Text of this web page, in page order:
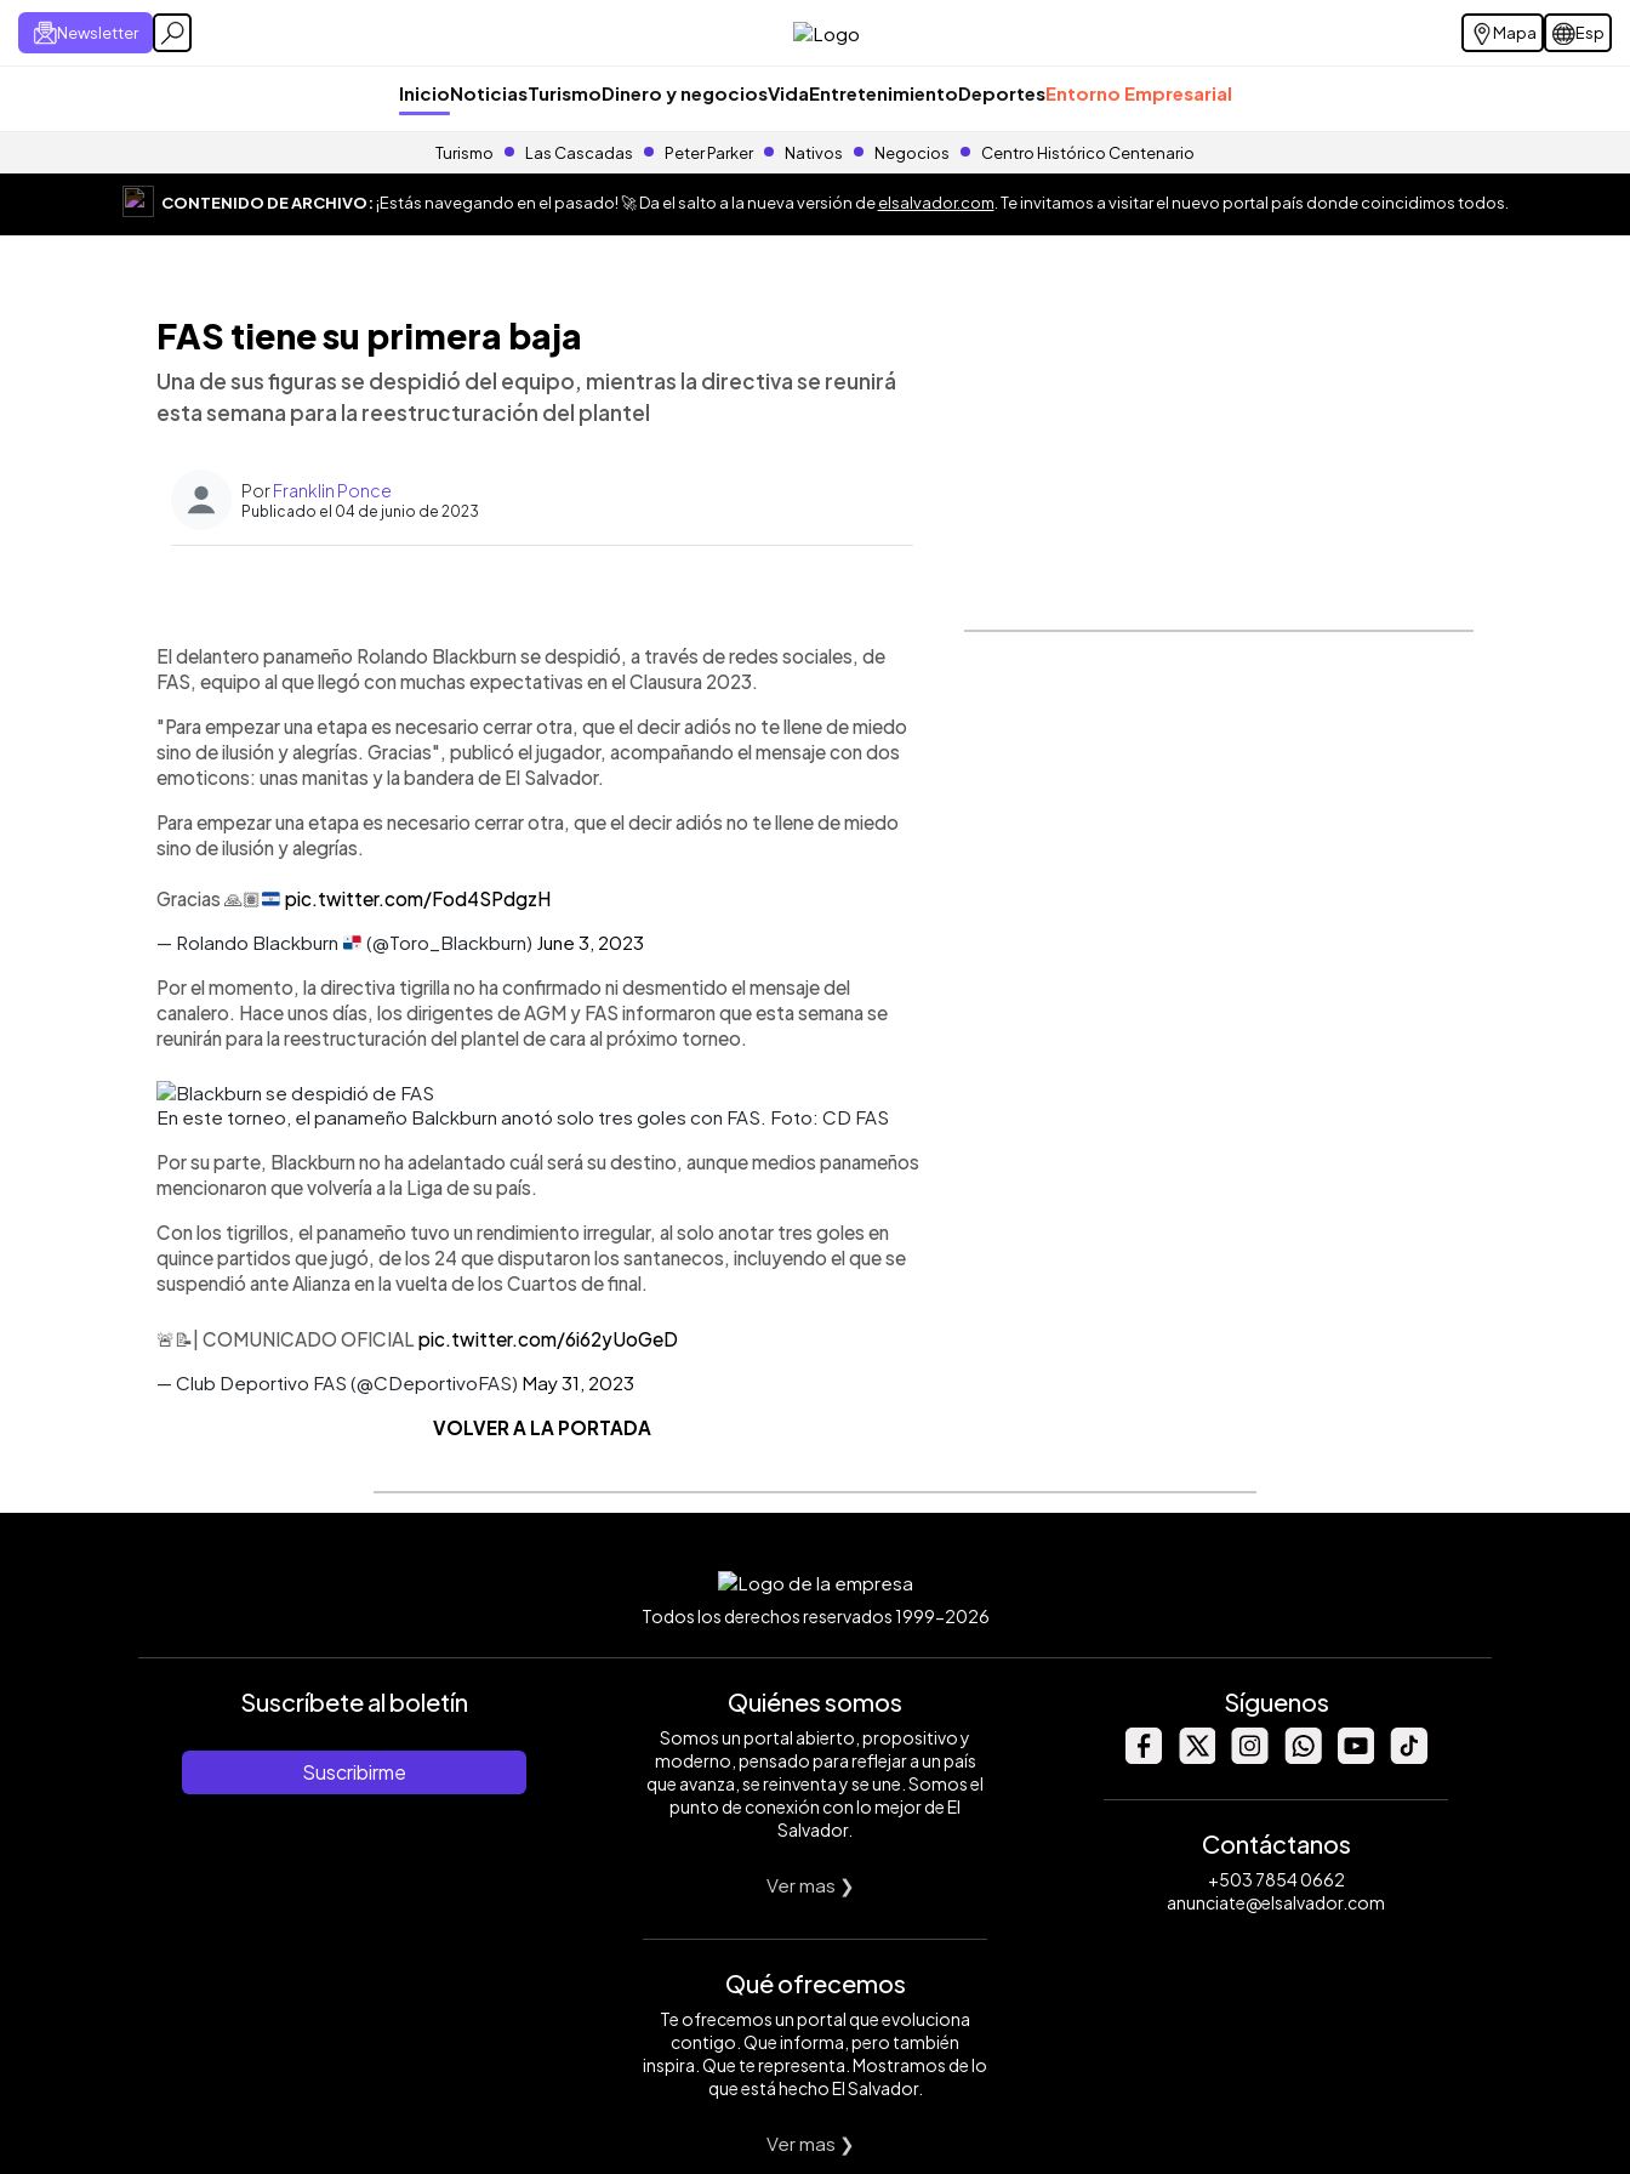
Newsletter Mapa Esp
InicioNoticiasTurismoDinero y negociosVidaEntretenimientoDeportesEntorno Empresarial
Turismo Las Cascadas Peter Parker Nativos Negocios Centro Histórico Centenario
CONTENIDO DE ARCHIVO:¡Estás navegando en el pasado! 🚀 Da el salto a la nueva versión deelsalvador.com . Te invitamos a visitar el nuevo portal país donde coincidimos todos.
FAS tiene su primera baja
Una de sus figuras se despidió del equipo, mientras la directiva se reunirá
esta semana para la reestructuración del plantel
PorFranklin Ponce
Publicado el 04 de junio de 2023
Escuchar artículo
El delantero panameño Rolando Blackburn se despidió, a través de redes sociales, de
FAS, equipo al que llegó con muchas expectativas en el Clausura 2023.
"Para empezar una etapa es necesario cerrar otra, que el decir adiós no te llene de miedo
sino de ilusión y alegrías. Gracias", publicó el jugador, acompañando el mensaje con dos
emoticons: unas manitas y la bandera de El Salvador.
Para empezar una etapa es necesario cerrar otra, que el decir adiós no te llene de miedo
sino de ilusión y alegrías.
Gracias 🙏🏽
pic.twitter.com/Fod4SPdgzH
— Rolando Blackburn
(@Toro_Blackburn) June 3, 2023
Por el momento, la directiva tigrilla no ha confirmado ni desmentido el mensaje del
canalero. Hace unos días, los dirigentes de AGM y FAS informaron que esta semana se
reunirán para la reestructuración del plantel de cara al próximo torneo.
En este torneo, el panameño Balckburn anotó solo tres goles con FAS. Foto: CD FAS
Por su parte, Blackburn no ha adelantado cuál será su destino, aunque medios panameños
mencionaron que volvería a la Liga de su país.
Con los tigrillos, el panameño tuvo un rendimiento irregular, al solo anotar tres goles en
quince partidos que jugó, de los 24 que disputaron los santanecos, incluyendo el que se
suspendió ante Alianza en la vuelta de los Cuartos de final.
🚨📝| COMUNICADO OFICIAL pic.twitter.com/6i62yUoGeD
— Club Deportivo FAS (@CDeportivoFAS) May 31, 2023
VOLVER A LA PORTADA
Todos los derechos reservados 1999-2026
Suscríbete al boletín
Suscribirme
Quiénes somos
Somos un portal abierto, propositivo y
moderno, pensado para reflejar a un país
que avanza, se reinventa y se une. Somos el
punto de conexión con lo mejor de El
Salvador.
Ver mas ❯
Qué ofrecemos
Te ofrecemos un portal que evoluciona
contigo. Que informa, pero también
inspira. Que te representa. Mostramos de lo
que está hecho El Salvador.
Ver mas ❯
Síguenos
Contáctanos
+503 7854 0662
anunciate@elsalvador.com